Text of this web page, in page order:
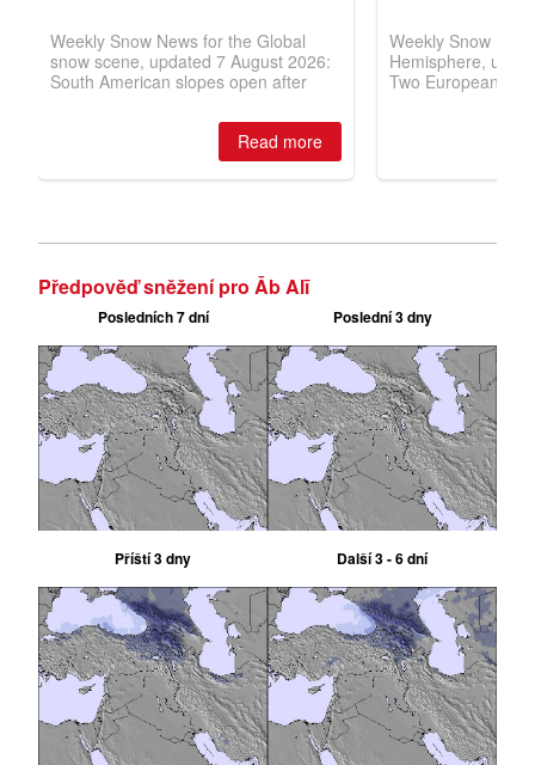
Předpověď sněžení pro Āb Alī
Posledních 7 dní Poslední 3 dny
Příští 3 dny Další 3 - 6 dní